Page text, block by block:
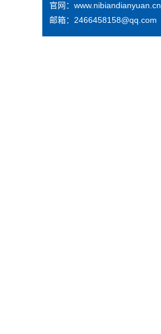
官网：www.nibiandianyuan.cn
邮箱：2466458158@qq.com